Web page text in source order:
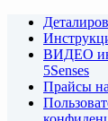
ВИДЕО
5Senses
Прайсы